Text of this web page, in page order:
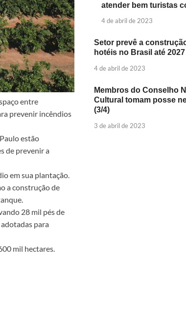
entre
prevenir incêndios
estão
de prevenir a
em sua plantação.
a construção de
28 mil pés de
para
mil hectares.
atender bem turistas
4 de abril de 2023
Setor prevê a
hotéis no Brasil até 2027
4 de abril de 2023
Membros do Conselho
Cultural tomam posse
(3/4)
3 de abril de 2023